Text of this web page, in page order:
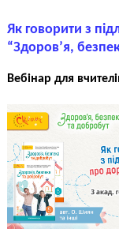
Як говорити з
“Здоров’я,
Вебінар для